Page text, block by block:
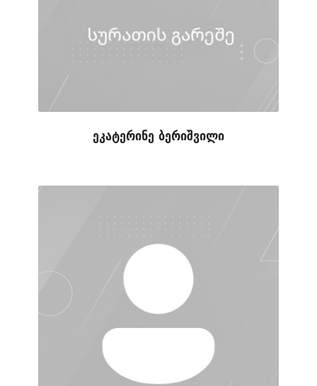
ეკატერინე ბერიშვილი